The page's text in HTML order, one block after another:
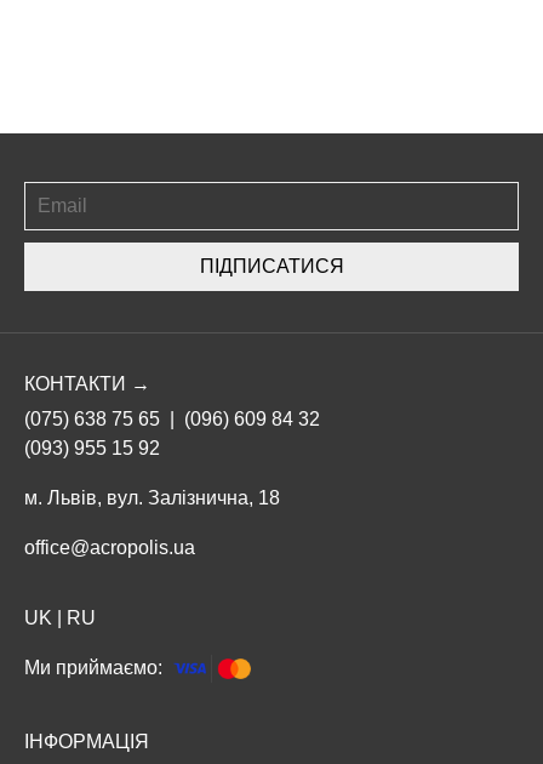
ПІДПИСАТИСЯ
КОНТАКТИ →
(075) 638 75 65
(096) 609 84 32
(093) 955 15 92
м. Львів, вул. Залізнична, 18
office@acropolis.ua
UK RU
Ми приймаємо:
ІНФОРМАЦІЯ